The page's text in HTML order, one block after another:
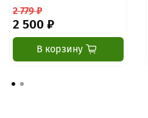
2 779 ₽
2 500 ₽
В корзину